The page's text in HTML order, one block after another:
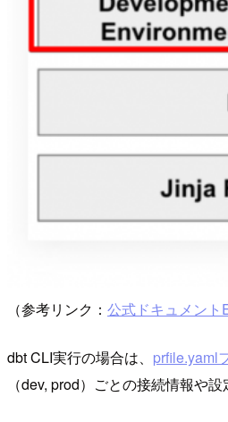
（参考リンク： 公式ドキュメント
dbt CLI実行の場合は、 prfile.yaml
（dev, prod）ごとの接続情報や設